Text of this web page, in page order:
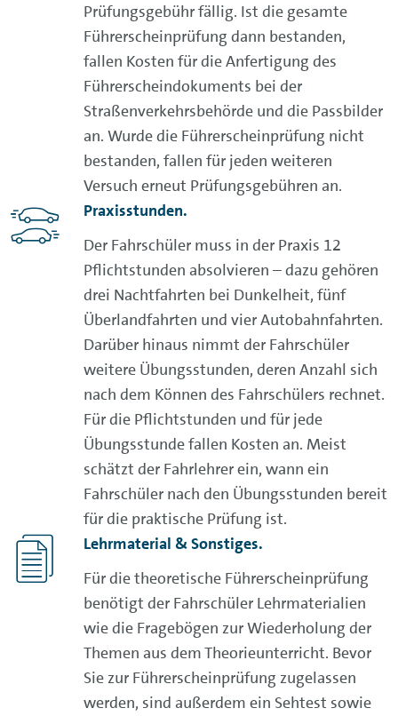
Prüfungsgebühr fällig. Ist die gesamte
Führerscheinprüfung dann bestanden,
fallen Kosten für die Anfertigung des
Führerscheindokuments bei der
Straßenverkehrsbehörde und die Passbilder
an. Wurde die Führerscheinprüfung nicht
bestanden, fallen für jeden weiteren
Versuch erneut Prüfungsgebühren an.
Praxisstunden.
Der Fahrschüler muss in der Praxis 12
Pflichtstunden absolvieren – dazu gehören
drei Nachtfahrten bei Dunkelheit, fünf
Überlandfahrten und vier Autobahnfahrten.
Darüber hinaus nimmt der Fahrschüler
weitere Übungsstunden, deren Anzahl sich
nach dem Können des Fahrschülers rechnet.
Für die Pflichtstunden und für jede
Übungsstunde fallen Kosten an. Meist
schätzt der Fahrlehrer ein, wann ein
Fahrschüler nach den Übungsstunden bereit
für die praktische Prüfung ist.
Lehrmaterial & Sonstiges.
Für die theoretische Führerscheinprüfung
benötigt der Fahrschüler Lehrmaterialien
wie die Fragebögen zur Wiederholung der
Themen aus dem Theorieunterricht. Bevor
Sie zur Führerscheinprüfung zugelassen
werden, sind außerdem ein Sehtest sowie